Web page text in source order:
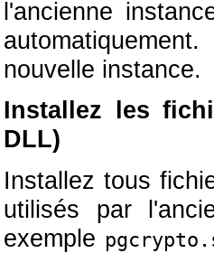
l'ancienne
nouvelle instance.
Installez les
DLL)
Installez tous
utilisés par
exemple